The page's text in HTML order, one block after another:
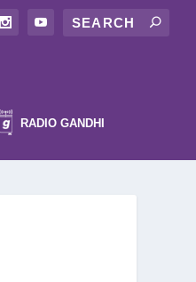
RADIO GANDHI